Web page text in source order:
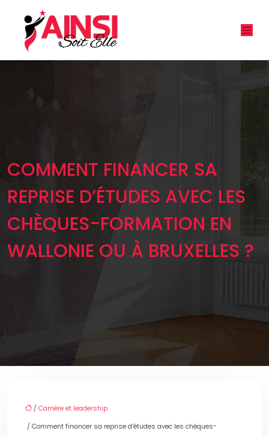
COMMENT FINANCER SA
REPRISE D’ÉTUDES AVEC LES
CHÈQUES-FORMATION EN
WALLONIE OU À BRUXELLES ?
/Carrière et leadership
/ Comment financer sa reprise d’études avec les chèques-